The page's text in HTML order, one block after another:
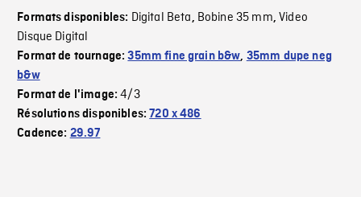
Formats disponibles: Digital Beta, Bobine 35 mm,Video
Disque Digital
Format de tournage:35mm fine grain b&w, 35mm dupe neg
b&w
Format de l'image:4/3
Résolutions disponibles:720 x 486
Cadence: 29.97